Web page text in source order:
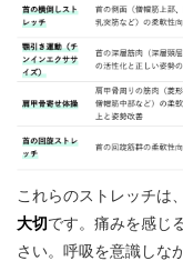
これらのストレッチは、
大切です。痛みを感じ
さい。呼吸を意識しな